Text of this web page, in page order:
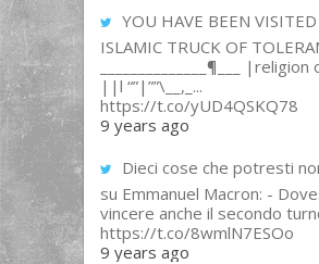
YOU HAVE BEEN
ISLAMIC TRUCK OF
______________¶___
||l “”|””\__,_...
https://t.co/yUD4QSKQ78
9 years ago
Dieci cose che potresti
su Emmanuel Macron: -
vincere anche il secondo
https://t.co/8wmlN7ESOo
9 years ago